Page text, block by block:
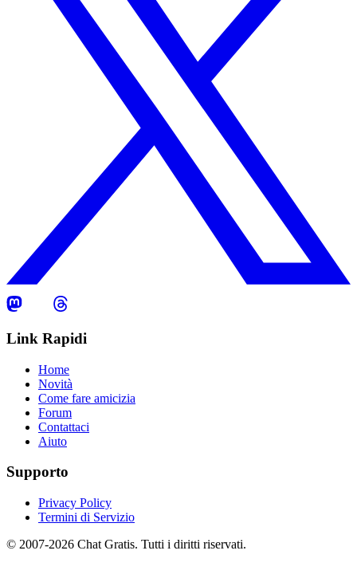
Link Rapidi
Home
Novità
Come fare amicizia
Forum
Contattaci
Aiuto
Supporto
Privacy Policy
Termini di Servizio
© 2007-2026 Chat Gratis. Tutti i diritti riservati.